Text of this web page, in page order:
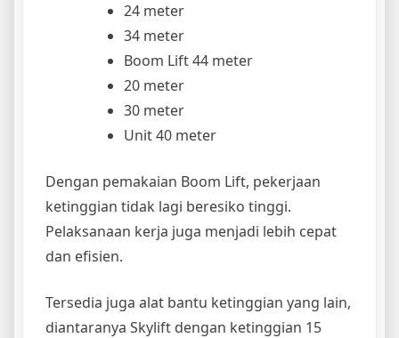
24 meter
34 meter
Boom Lift 44 meter
20 meter
30 meter
Unit 40 meter
Dengan pemakaian Boom Lift, pekerjaan
ketinggian tidak lagi beresiko tinggi.
Pelaksanaan kerja juga menjadi lebih cepat
dan efisien.
Tersedia juga alat bantu ketinggian yang lain,
diantaranya Skylift dengan ketinggian 15